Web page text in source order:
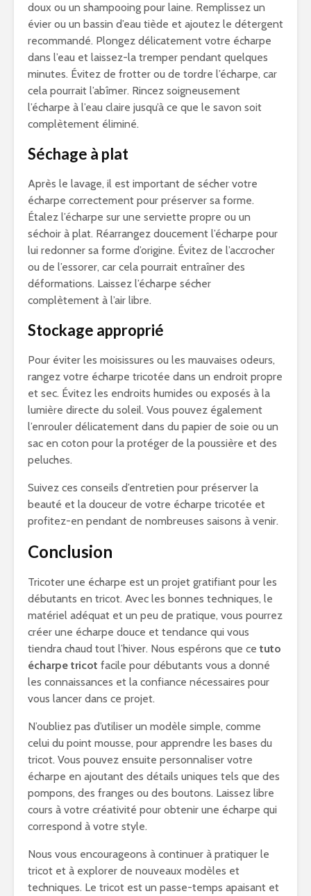
doux ou un shampooing pour laine. Remplissez un
évier ou un bassin d’eau tiède et ajoutez le détergent
recommandé. Plongez délicatement votre écharpe
dans l’eau et laissez-la tremper pendant quelques
minutes. Évitez de frotter ou de tordre l’écharpe, car
cela pourrait l’abîmer. Rincez soigneusement
l’écharpe à l’eau claire jusqu’à ce que le savon soit
complètement éliminé.
Séchage à plat
Après le lavage, il est important de sécher votre
écharpe correctement pour préserver sa forme.
Étalez l’écharpe sur une serviette propre ou un
séchoir à plat. Réarrangez doucement l’écharpe pour
lui redonner sa forme d’origine. Évitez de l’accrocher
ou de l’essorer, car cela pourrait entraîner des
déformations. Laissez l’écharpe sécher
complètement à l’air libre.
Stockage approprié
Pour éviter les moisissures ou les mauvaises odeurs,
rangez votre écharpe tricotée dans un endroit propre
et sec. Évitez les endroits humides ou exposés à la
lumière directe du soleil. Vous pouvez également
l’enrouler délicatement dans du papier de soie ou un
sac en coton pour la protéger de la poussière et des
peluches.
Suivez ces conseils d’entretien pour préserver la
beauté et la douceur de votre écharpe tricotée et
profitez-en pendant de nombreuses saisons à venir.
Conclusion
Tricoter une écharpe est un projet gratifiant pour les
débutants en tricot. Avec les bonnes techniques, le
matériel adéquat et un peu de pratique, vous pourrez
créer une écharpe douce et tendance qui vous
tiendra chaud tout l’hiver. Nous espérons que ce tuto
écharpe tricot facile pour débutants vous a donné
les connaissances et la confiance nécessaires pour
vous lancer dans ce projet.
N’oubliez pas d’utiliser un modèle simple, comme
celui du point mousse, pour apprendre les bases du
tricot. Vous pouvez ensuite personnaliser votre
écharpe en ajoutant des détails uniques tels que des
pompons, des franges ou des boutons. Laissez libre
cours à votre créativité pour obtenir une écharpe qui
correspond à votre style.
Nous vous encourageons à continuer à pratiquer le
tricot et à explorer de nouveaux modèles et
techniques. Le tricot est un passe-temps apaisant et